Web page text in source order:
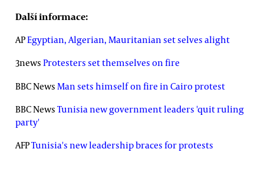
Další informace:
APEgyptian, Algerian, Mauritanian set selves alight
3news Protesters set themselves on fire
BBC News Man sets himself on fire in Cairo protest
BBC News Tunisia new government leaders 'quit ruling
party'
AFPTunisia's new leadership braces for protests